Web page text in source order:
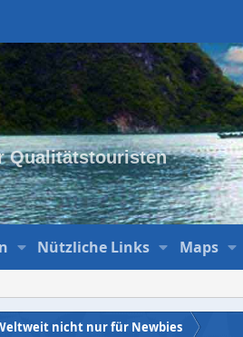
Qualitätstouristen
Nützliche Links Maps
nicht nur für Newbies